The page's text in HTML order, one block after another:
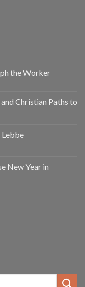
the Worker
Christian Paths to
Lebbe
New Year in